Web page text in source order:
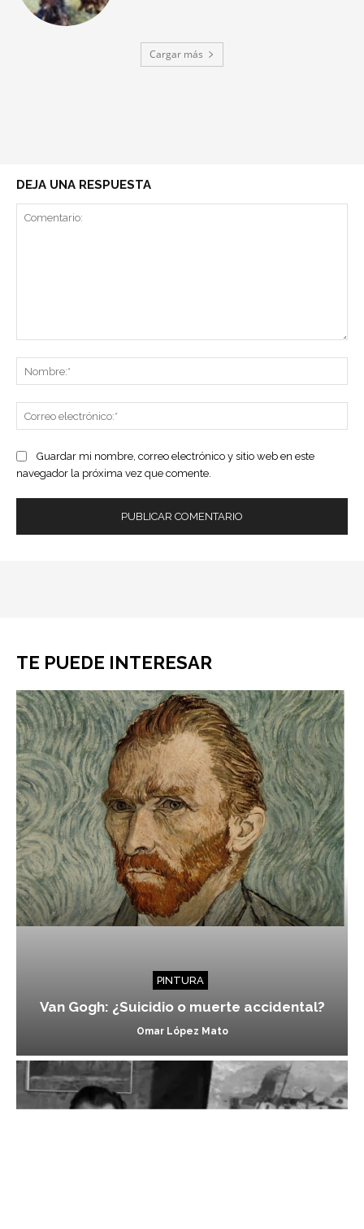
Cargar más
DEJA UNA RESPUESTA
Guardar mi nombre, correo electrónico y sitio web en este
navegador la próxima vez que comente.
TE PUEDE INTERESAR
PINTURA
Van Gogh: ¿Suicidio o muerte accidental?
Omar López Mato